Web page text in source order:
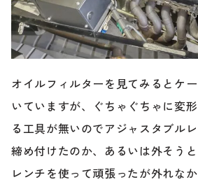
オイルフィルターを見てみるとケ
いていますが、ぐちゃぐちゃに変
る工具が無いのでアジャスタブル
締め付けたのか、あるいは外そう
レンチを使って頑張ったが外れな